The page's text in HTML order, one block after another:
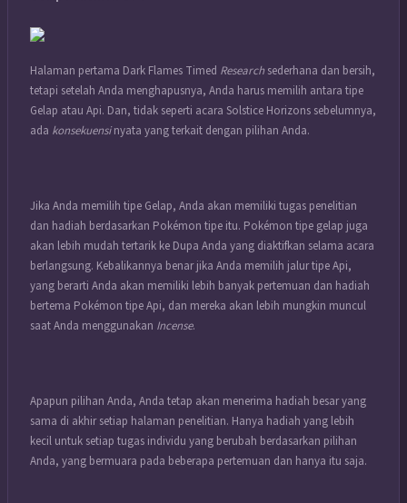
Halaman pertama Dark Flames Timed Research sederhana dan bersih,
tetapi setelah Anda menghapusnya, Anda harus memilih antara tipe
Gelap atau Api. Dan, tidak seperti acara Solstice Horizons sebelumnya,
ada konsekuensinyata yang terkait dengan pilihan Anda.
Jika Anda memilih tipe Gelap, Anda akan memiliki tugas penelitian
dan hadiah berdasarkan Pokémon tipe itu. Pokémon tipe gelap juga
akan lebih mudah tertarik ke Dupa Anda yang diaktifkan selama acara
berlangsung. Kebalikannya benar jika Anda memilih jalur tipe Api,
yang berarti Anda akan memiliki lebih banyak pertemuan dan hadiah
bertema Pokémon tipe Api, dan mereka akan lebih mungkin muncul
saat Anda menggunakan Incense.
Apapun pilihan Anda, Anda tetap akan menerima hadiah besar yang
sama di akhir setiap halaman penelitian. Hanya hadiah yang lebih
kecil untuk setiap tugas individu yang berubah berdasarkan pilihan
Anda, yang bermuara pada beberapa pertemuan dan hanya itu saja.